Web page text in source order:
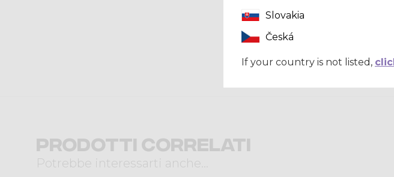
Prodotti correlati
Potrebbe interessarti anche...
Slovakia
Česká
If your country is not listed,